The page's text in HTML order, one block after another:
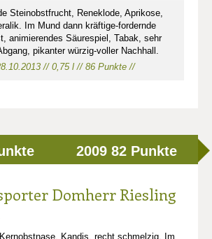
Steinobstfrucht, Reneklode, Aprikose,
Im Mund dann kräftige-fordernde
animierendes Säurespiel, Tabak, sehr
pikanter würzig-voller Nachhall.
// 0,75 l // 86 Punkte //
2009 82 Punkte
Domherr Riesling
Kandis, recht schmelzig. Im